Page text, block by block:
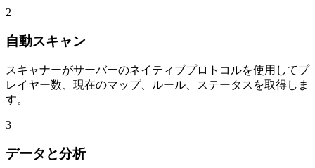
2
自動スキャン
スキャナーがサーバーのネイティブプロトコルを使用してプ
レイヤー数、現在のマップ、ルール、ステータスを取得しま
す。
3
データと分析